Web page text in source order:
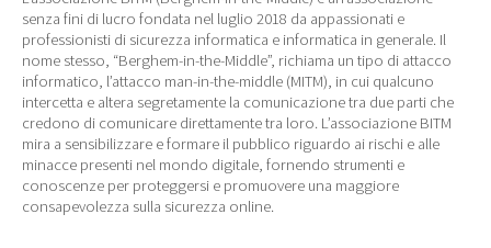
senza fini di lucro fondata nel luglio 2018 da appassionati e
professionisti di sicurezza informatica e informatica in generale. Il
nome stesso, “Berghem-in-the-Middle”, richiama un tipo di attacco
informatico, l’attacco man-in-the-middle (MITM), in cui qualcuno
intercetta e altera segretamente la comunicazione tra due parti che
credono di comunicare direttamente tra loro. L’associazione BITM
mira a sensibilizzare e formare il pubblico riguardo ai rischi e alle
minacce presenti nel mondo digitale, fornendo strumenti e
conoscenze per proteggersi e promuovere una maggiore
consapevolezza sulla sicurezza online.